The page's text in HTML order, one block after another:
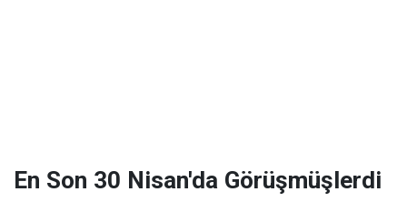
En Son 30 Nisan'da Görüşmüşlerdi